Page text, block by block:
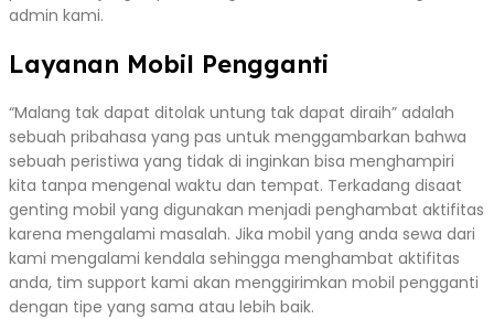
admin kami.
Layanan Mobil Pengganti
“Malang tak dapat ditolak untung tak dapat diraih” adalah
sebuah pribahasa yang pas untuk menggambarkan bahwa
sebuah peristiwa yang tidak di inginkan bisa menghampiri
kita tanpa mengenal waktu dan tempat. Terkadang disaat
genting mobil yang digunakan menjadi penghambat aktifitas
karena mengalami masalah. Jika mobil yang anda sewa dari
kami mengalami kendala sehingga menghambat aktifitas
anda, tim support kami akan menggirimkan mobil pengganti
dengan tipe yang sama atau lebih baik.